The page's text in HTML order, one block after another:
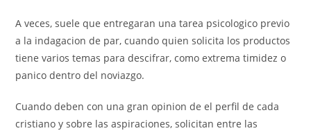
A veces, suele que entregaran una tarea psicologico previo
a la indagacion de par, cuando quien solicita los productos
tiene varios temas para descifrar, como extrema timidez o
panico dentro del noviazgo.
Cuando deben con una gran opinion de el perfil de cada
cristiano y sobre las aspiraciones, solicitan entre las